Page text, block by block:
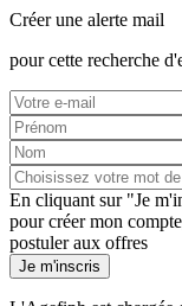
Créer une alerte mail
pour cette recherche
En cliquant sur "Je
pour créer mon
postuler aux offres
Je m'inscris